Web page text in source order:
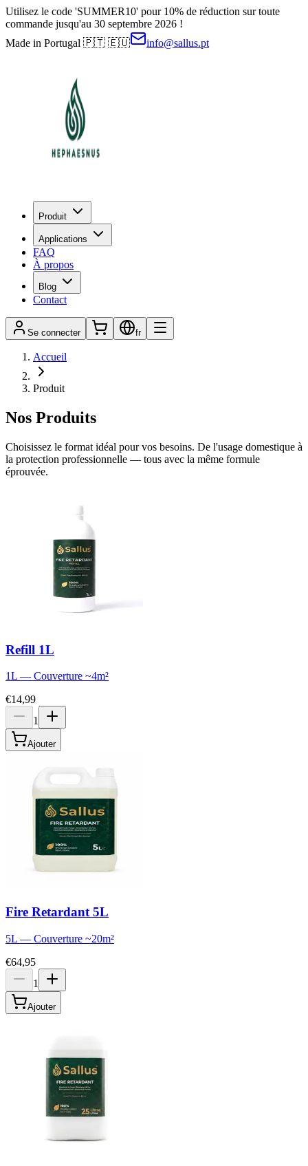
Utilisez le code 'SUMMER10' pour 10% de réduction sur toute
commande jusqu'au 30 septembre 2026 !
Made in Portugal 🇵🇹 🇪🇺
info@sallus.pt
Produit
Applications
FAQ
À propos
Blog
Contact
Se connecter fr
Accueil
Produit
Nos Produits
Choisissez le format idéal pour vos besoins. De l'usage domestique à
la protection professionnelle — tous avec la même formule
éprouvée.
Refill 1L
1L — Couverture ~4m²
€14,99
1
Ajouter
Fire Retardant 5L
5L — Couverture ~20m²
€64,95
1
Ajouter